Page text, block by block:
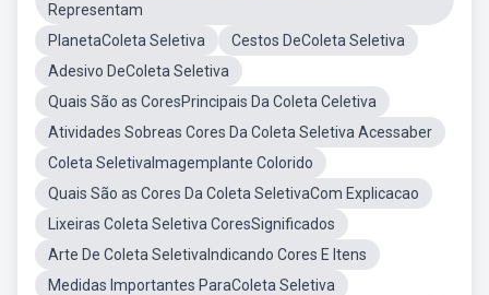
Representam
PlanetaColeta Seletiva
Cestos DeColeta Seletiva
Adesivo DeColeta Seletiva
Quais São as CoresPrincipais Da Coleta Celetiva
Atividades Sobreas Cores Da Coleta Seletiva Acessaber
Coleta SeletivaImagemplante Colorido
Quais São as Cores Da Coleta SeletivaCom Explicacao
Lixeiras Coleta Seletiva CoresSignificados
Arte De Coleta SeletivaIndicando Cores E Itens
Medidas Importantes ParaColeta Seletiva